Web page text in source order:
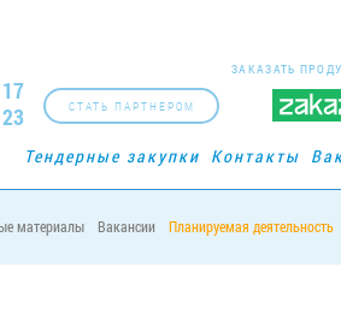
ЗАКАЗАТЬ
СТАТЬ ПАРТНЕРОМ
Тендерные закупки Контакты
материалы Вакансии Планируемая деятельность